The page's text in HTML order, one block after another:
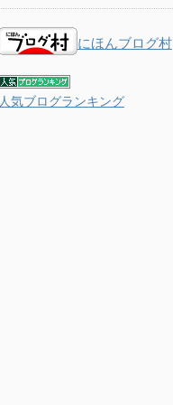
にほんブログ村
人気ブログランキング